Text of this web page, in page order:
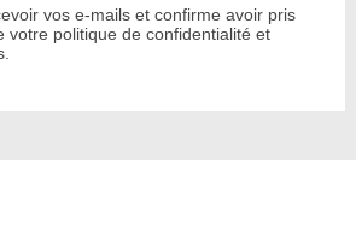
vos e-mails et confirme avoir pris
votre politique de confidentialité et